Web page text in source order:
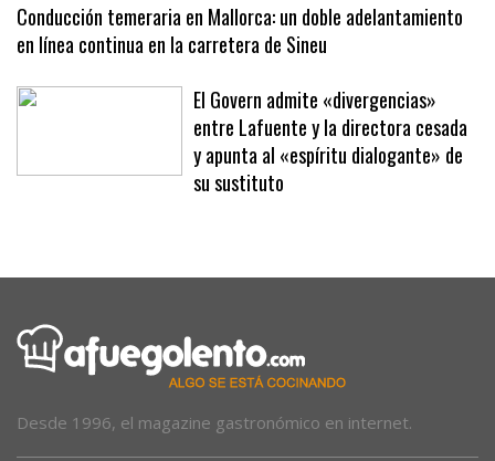
Conducción temeraria en Mallorca: un doble adelantamiento
en línea continua en la carretera de Sineu
El Govern admite «divergencias»
entre Lafuente y la directora cesada
y apunta al «espíritu dialogante» de
su sustituto
Desde 1996, el magazine gastronómico en internet.